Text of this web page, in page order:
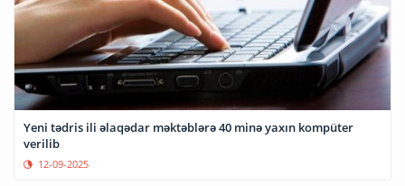
Yeni tədris ili əlaqədar məktəblərə 40 minə yaxın kompüter
verilib
12-09-2025